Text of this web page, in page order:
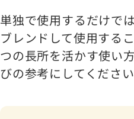
単独で使用するだけで
ブレンドして使用する
つの長所を活かす使い
びの参考にしてください